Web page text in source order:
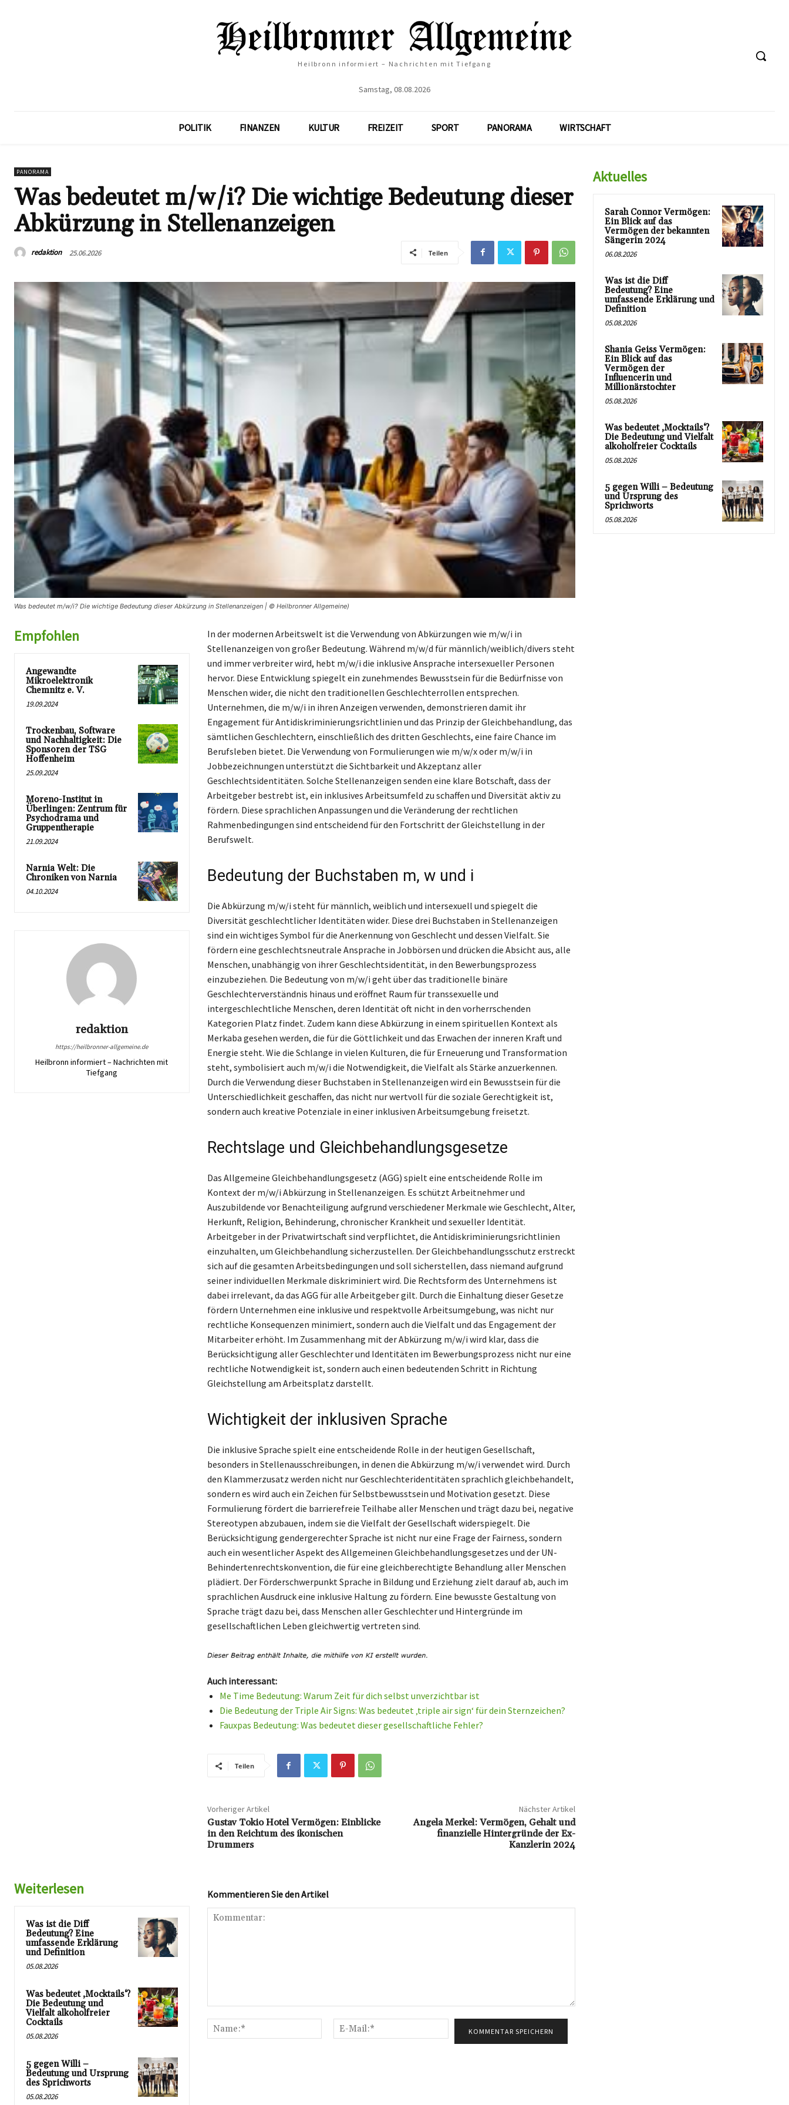
Heilbronn informiert – Nachrichten mit Tiefgang
Samstag, 08.08.2026
POLITIK FINANZEN KULTUR FREIZEIT SPORT PANORAMA WIRTSCHAFT
PANORAMA
Was bedeutet m/w/i? Die wichtige Bedeutung dieser
Abkürzung in Stellenanzeigen
redaktion 25.06.2026 Teilen
Was bedeutet m/w/i? Die wichtige Bedeutung dieser Abkürzung in Stellenanzeigen | © Heilbronner Allgemeine)
Empfohlen
Angewandte
Mikroelektronik
Chemnitz e. V.
19.09.2024
Trockenbau, Software
und Nachhaltigkeit: Die
Sponsoren der TSG
Hoffenheim
25.09.2024
Moreno-Institut in
Überlingen: Zentrum für
Psychodrama und
Gruppentherapie
21.09.2024
Narnia Welt: Die
Chroniken von Narnia
04.10.2024
redaktion
https://heilbronner-allgemeine.de
Heilbronn informiert – Nachrichten mit
Tiefgang
In der modernen Arbeitswelt ist die Verwendung von Abkürzungen wie m/w/i in
Stellenanzeigen von großer Bedeutung. Während m/w/d für männlich/weiblich/divers steht
und immer verbreiter wird, hebt m/w/i die inklusive Ansprache intersexueller Personen
hervor. Diese Entwicklung spiegelt ein zunehmendes Bewusstsein für die Bedürfnisse von
Menschen wider, die nicht den traditionellen Geschlechterrollen entsprechen.
Unternehmen, die m/w/i in ihren Anzeigen verwenden, demonstrieren damit ihr
Engagement für Antidiskriminierungsrichtlinien und das Prinzip der Gleichbehandlung, das
sämtlichen Geschlechtern, einschließlich des dritten Geschlechts, eine faire Chance im
Berufsleben bietet. Die Verwendung von Formulierungen wie m/w/x oder m/w/i in
Jobbezeichnungen unterstützt die Sichtbarkeit und Akzeptanz aller
Geschlechtsidentitäten. Solche Stellenanzeigen senden eine klare Botschaft, dass der
Arbeitgeber bestrebt ist, ein inklusives Arbeitsumfeld zu schaffen und Diversität aktiv zu
fördern. Diese sprachlichen Anpassungen und die Veränderung der rechtlichen
Rahmenbedingungen sind entscheidend für den Fortschritt der Gleichstellung in der
Berufswelt.
Bedeutung der Buchstaben m, w und i
Die Abkürzung m/w/i steht für männlich, weiblich und intersexuell und spiegelt die
Diversität geschlechtlicher Identitäten wider. Diese drei Buchstaben in Stellenanzeigen
sind ein wichtiges Symbol für die Anerkennung von Geschlecht und dessen Vielfalt. Sie
fördern eine geschlechtsneutrale Ansprache in Jobbörsen und drücken die Absicht aus, alle
Menschen, unabhängig von ihrer Geschlechtsidentität, in den Bewerbungsprozess
einzubeziehen. Die Bedeutung von m/w/i geht über das traditionelle binäre
Geschlechterverständnis hinaus und eröffnet Raum für transsexuelle und
intergeschlechtliche Menschen, deren Identität oft nicht in den vorherrschenden
Kategorien Platz findet. Zudem kann diese Abkürzung in einem spirituellen Kontext als
Merkaba gesehen werden, die für die Göttlichkeit und das Erwachen der inneren Kraft und
Energie steht. Wie die Schlange in vielen Kulturen, die für Erneuerung und Transformation
steht, symbolisiert auch m/w/i die Notwendigkeit, die Vielfalt als Stärke anzuerkennen.
Durch die Verwendung dieser Buchstaben in Stellenanzeigen wird ein Bewusstsein für die
Unterschiedlichkeit geschaffen, das nicht nur wertvoll für die soziale Gerechtigkeit ist,
sondern auch kreative Potenziale in einer inklusiven Arbeitsumgebung freisetzt.
Rechtslage und Gleichbehandlungsgesetze
Das Allgemeine Gleichbehandlungsgesetz (AGG) spielt eine entscheidende Rolle im
Kontext der m/w/i Abkürzung in Stellenanzeigen. Es schützt Arbeitnehmer und
Auszubildende vor Benachteiligung aufgrund verschiedener Merkmale wie Geschlecht, Alter,
Herkunft, Religion, Behinderung, chronischer Krankheit und sexueller Identität.
Arbeitgeber in der Privatwirtschaft sind verpflichtet, die Antidiskriminierungsrichtlinien
einzuhalten, um Gleichbehandlung sicherzustellen. Der Gleichbehandlungsschutz erstreckt
sich auf die gesamten Arbeitsbedingungen und soll sicherstellen, dass niemand aufgrund
seiner individuellen Merkmale diskriminiert wird. Die Rechtsform des Unternehmens ist
dabei irrelevant, da das AGG für alle Arbeitgeber gilt. Durch die Einhaltung dieser Gesetze
fördern Unternehmen eine inklusive und respektvolle Arbeitsumgebung, was nicht nur
rechtliche Konsequenzen minimiert, sondern auch die Vielfalt und das Engagement der
Mitarbeiter erhöht. Im Zusammenhang mit der Abkürzung m/w/i wird klar, dass die
Berücksichtigung aller Geschlechter und Identitäten im Bewerbungsprozess nicht nur eine
rechtliche Notwendigkeit ist, sondern auch einen bedeutenden Schritt in Richtung
Gleichstellung am Arbeitsplatz darstellt.
Wichtigkeit der inklusiven Sprache
Die inklusive Sprache spielt eine entscheidende Rolle in der heutigen Gesellschaft,
besonders in Stellenausschreibungen, in denen die Abkürzung m/w/i verwendet wird. Durch
den Klammerzusatz werden nicht nur Geschlechteridentitäten sprachlich gleichbehandelt,
sondern es wird auch ein Zeichen für Selbstbewusstsein und Motivation gesetzt. Diese
Formulierung fördert die barrierefreie Teilhabe aller Menschen und trägt dazu bei, negative
Stereotypen abzubauen, indem sie die Vielfalt der Gesellschaft widerspiegelt. Die
Berücksichtigung gendergerechter Sprache ist nicht nur eine Frage der Fairness, sondern
auch ein wesentlicher Aspekt des Allgemeinen Gleichbehandlungsgesetzes und der UN-
Behindertenrechtskonvention, die für eine gleichberechtigte Behandlung aller Menschen
plädiert. Der Förderschwerpunkt Sprache in Bildung und Erziehung zielt darauf ab, auch im
sprachlichen Ausdruck eine inklusive Haltung zu fördern. Eine bewusste Gestaltung von
Sprache trägt dazu bei, dass Menschen aller Geschlechter und Hintergründe im
gesellschaftlichen Leben gleichwertig vertreten sind.
Auch interessant:
Me Time Bedeutung: Warum Zeit für dich selbst unverzichtbar ist
Die Bedeutung der Triple Air Signs: Was bedeutet ‚triple air sign‘ für dein Sternzeichen?
Fauxpas Bedeutung: Was bedeutet dieser gesellschaftliche Fehler?
Teilen
Vorheriger Artikel
Gustav Tokio Hotel Vermögen: Einblicke
in den Reichtum des ikonischen
Drummers
Nächster Artikel
Angela Merkel: Vermögen, Gehalt und
finanzielle Hintergründe der Ex-
Kanzlerin 2024
Weiterlesen
Was ist die Diff
Bedeutung? Eine
umfassende Erklärung
und Definition
05.08.2026
Was bedeutet ‚Mocktails‘?
Die Bedeutung und
Vielfalt alkoholfreier
Cocktails
05.08.2026
5 gegen Willi –
Bedeutung und Ursprung
des Sprichworts
05.08.2026
Kommentieren Sie den Artikel
Name:*
Mail:*
Aktuelles
Sarah Connor Vermögen:
Ein Blick auf das
Vermögen der bekannten
Sängerin 2024
06.08.2026
Was ist die Diff
Bedeutung? Eine
umfassende Erklärung und
Definition
05.08.2026
Shania Geiss Vermögen:
Ein Blick auf das
Vermögen der
Influencerin und
Millionärstochter
05.08.2026
Was bedeutet ‚Mocktails‘?
Die Bedeutung und Vielfalt
alkoholfreier Cocktails
05.08.2026
5 gegen Willi – Bedeutung
und Ursprung des
Sprichworts
05.08.2026